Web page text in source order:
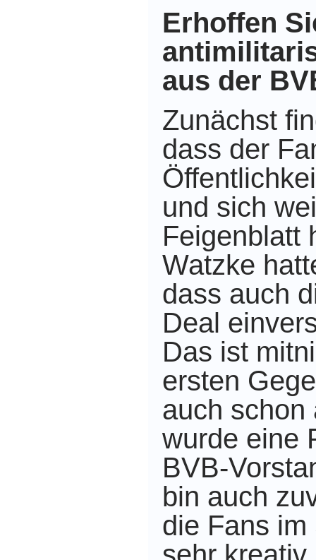
Erhoffen
aus der
Zunächst
dass der
und sich
Feigenblatt
Watzke
dass auch
Deal
Das ist
ersten
auch schon
wurde eine
BVB-
bin auch
die Fans